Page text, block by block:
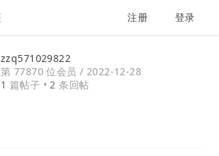
注册 登录
zzq571029822
第 77870 位会员 / 2022-12-28
1 篇帖子 •2 条回帖